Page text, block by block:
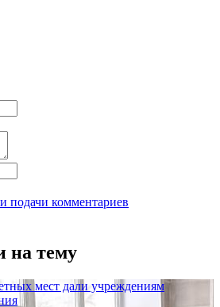
подачи комментариев
на тему